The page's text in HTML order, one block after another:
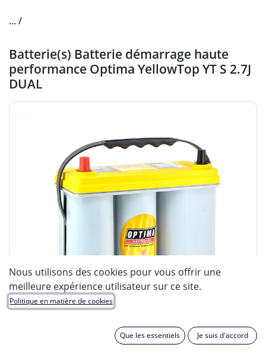
... /
Batterie(s) Batterie démarrage haute
performance Optima YellowTop YT S 2.7J
DUAL
Nous utilisons des cookies pour vous offrir une
meilleure expérience utilisateur sur ce site.
Politique en matière de cookies
Que les essentiels Je suis d'accord